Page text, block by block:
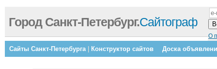
О
Город Санкт-Петербург.Сайтограф
Сайты Санкт-Петербурга| Конструктор сайтов Доска